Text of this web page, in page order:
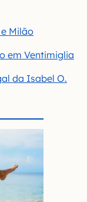
Milão
em Ventimiglia
da Isabel O.